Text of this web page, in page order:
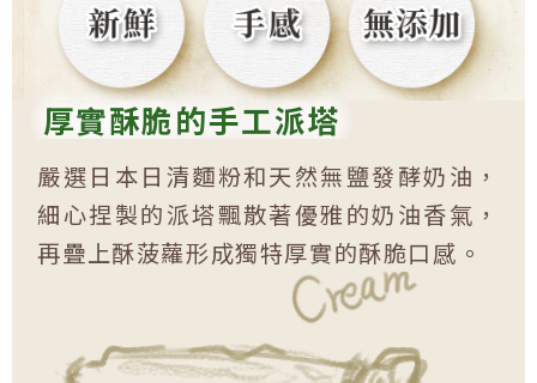
厚實酥脆的手工派塔
嚴選日本日清麵粉和天然無鹽發酵奶油，
細心捏製的派塔飄散著優雅的奶油香氣，
再疊上酥菠蘿形成獨特厚實的酥脆口感。